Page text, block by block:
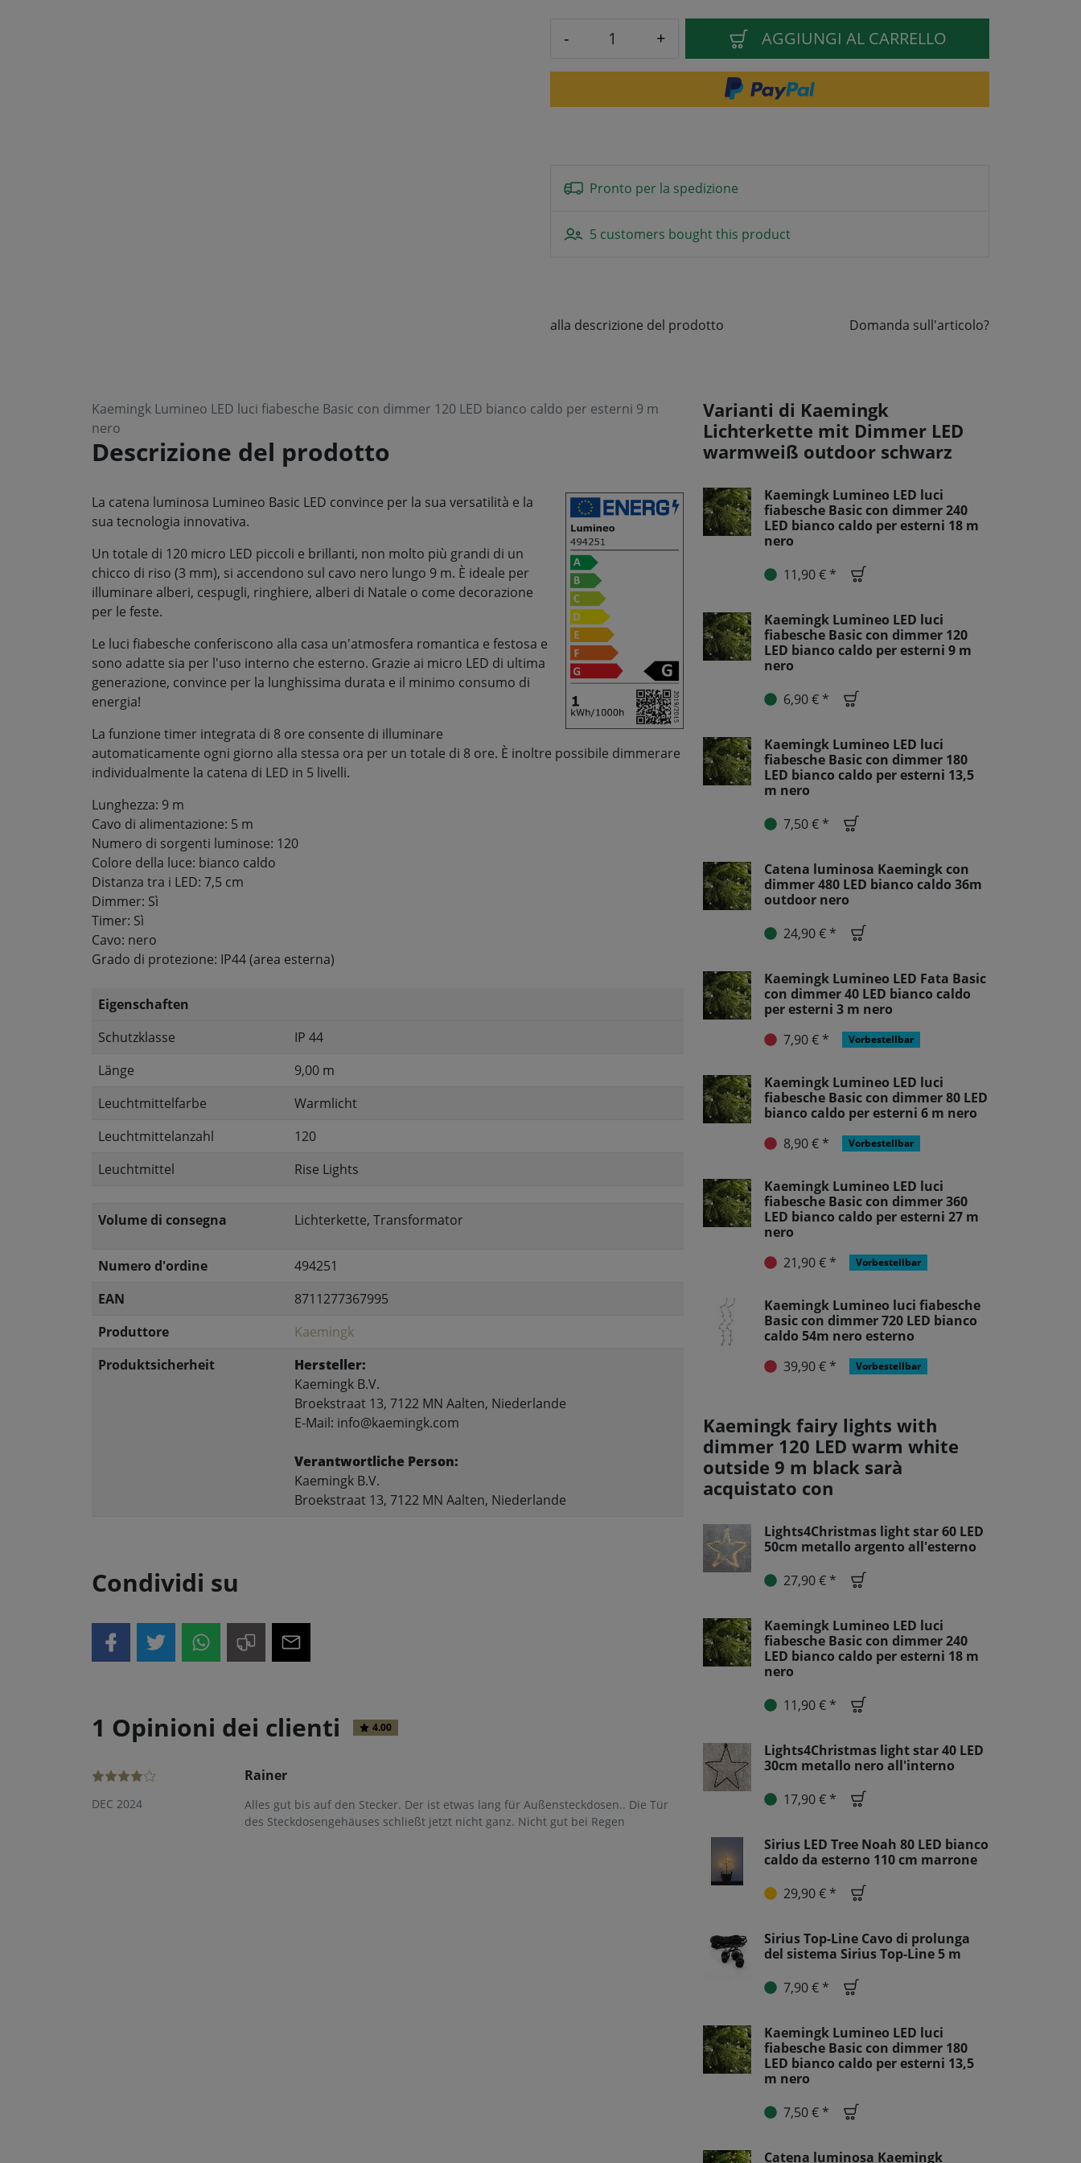
- + AGGIUNGI AL CARRELLO
Pronto per la spedizione
5 customers bought this product
alla descrizione del prodotto Domanda sull'articolo?
Kaemingk Lumineo LED luci fiabesche Basic con dimmer 120 LED bianco caldo per esterni 9 m
nero
Descrizione del prodotto
La catena luminosa Lumineo Basic LED convince per la sua versatilità e la
sua tecnologia innovativa.
Un totale di 120 micro LED piccoli e brillanti, non molto più grandi di un
chicco di riso (3 mm), si accendono sul cavo nero lungo 9 m. È ideale per
illuminare alberi, cespugli, ringhiere, alberi di Natale o come decorazione
per le feste.
Le luci fiabesche conferiscono alla casa un'atmosfera romantica e festosa e
sono adatte sia per l'uso interno che esterno. Grazie ai micro LED di ultima
generazione, convince per la lunghissima durata e il minimo consumo di
energia!
La funzione timer integrata di 8 ore consente di illuminare
automaticamente ogni giorno alla stessa ora per un totale di 8 ore. È inoltre possibile dimmerare
individualmente la catena di LED in 5 livelli.
Lunghezza: 9 m
Cavo di alimentazione: 5 m
Numero di sorgenti luminose: 120
Colore della luce: bianco caldo
Distanza tra i LED: 7,5 cm
Dimmer: Sì
Timer: Sì
Cavo: nero
Grado di protezione: IP44 (area esterna)
Eigenschaften
Schutzklasse
IP 44
Länge
9,00 m
Leuchtmittelfarbe
Warmlicht
Leuchtmittelanzahl
120
Leuchtmittel
Rise Lights
Volume di consegna Lichterkette, Transformator
Numero d'ordine
494251
EAN
8711277367995
Produttore
Kaemingk
Produktsicherheit
Hersteller:
Kaemingk B.V.
Broekstraat 13, 7122 MN Aalten, Niederlande
E-Mail: info@kaemingk.com
Verantwortliche Person:
Kaemingk B.V.
Broekstraat 13, 7122 MN Aalten, Niederlande
Condividi su
1 Opinioni dei clienti 4.00
DEC 2024
Rainer
Alles gut bis auf den Stecker. Der ist etwas lang für Außensteckdosen.. Die Tür
des Steckdosengehäuses schließt jetzt nicht ganz. Nicht gut bei Regen
Varianti di Kaemingk
Lichterkette mit Dimmer LED
warmweiß outdoor schwarz
Kaemingk Lumineo LED luci
fiabesche Basic con dimmer 240
LED bianco caldo per esterni 18 m
nero
11,90 € *
Kaemingk Lumineo LED luci
fiabesche Basic con dimmer 120
LED bianco caldo per esterni 9 m
nero
6,90 € *
Kaemingk Lumineo LED luci
fiabesche Basic con dimmer 180
LED bianco caldo per esterni 13,5
m nero
7,50 € *
Catena luminosa Kaemingk con
dimmer 480 LED bianco caldo 36m
outdoor nero
24,90 € *
Kaemingk Lumineo LED Fata Basic
con dimmer 40 LED bianco caldo
per esterni 3 m nero
7,90 € *
Vorbestellbar
Kaemingk Lumineo LED luci
fiabesche Basic con dimmer 80 LED
bianco caldo per esterni 6 m nero
8,90 € *
Vorbestellbar
Kaemingk Lumineo LED luci
fiabesche Basic con dimmer 360
LED bianco caldo per esterni 27 m
nero
21,90 € *
Vorbestellbar
Kaemingk Lumineo luci fiabesche
Basic con dimmer 720 LED bianco
caldo 54m nero esterno
39,90 € *
Vorbestellbar
Kaemingk fairy lights with
dimmer 120 LED warm white
outside 9 m black sarà
acquistato con
Lights4Christmas light star 60 LED
50cm metallo argento all'esterno
27,90 € *
Kaemingk Lumineo LED luci
fiabesche Basic con dimmer 240
LED bianco caldo per esterni 18 m
nero
11,90 € *
Lights4Christmas light star 40 LED
30cm metallo nero all'interno
17,90 € *
Sirius LED Tree Noah 80 LED bianco
caldo da esterno 110 cm marrone
29,90 € *
Sirius Top-Line Cavo di prolunga
del sistema Sirius Top-Line 5 m
7,90 € *
Kaemingk Lumineo LED luci
fiabesche Basic con dimmer 180
LED bianco caldo per esterni 13,5
m nero
7,50 € *
Catena luminosa Kaemingk